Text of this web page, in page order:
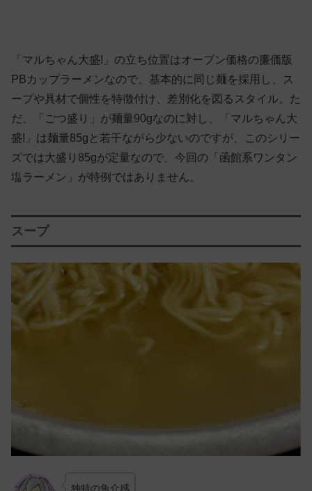
「マルちゃん大盛!」の立ち位置はオープン価格の廉価版
PBカップラーメンなので、基本的に同じ麺を採用し、ス
ープや具材で個性を特徴付け、差別化を図るスタイル。た
だ、「ごつ盛り」が麺量90gなのに対し、「マルちゃん大
盛!」は麺量85gと若干ながら少ないのですが、このシリー
ズでは大盛り85gが定量なので、今回の「函館系ワンタン
塩ラーメン」が特例ではありません。
スープ
独特の魚介感